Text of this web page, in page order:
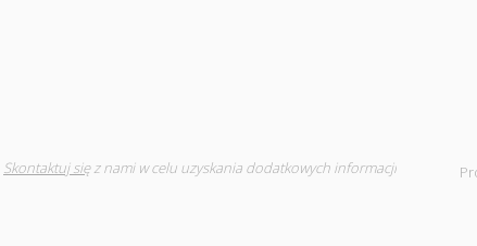
Skontaktuj sięz nami w celu uzyskania dodatkowych informacji